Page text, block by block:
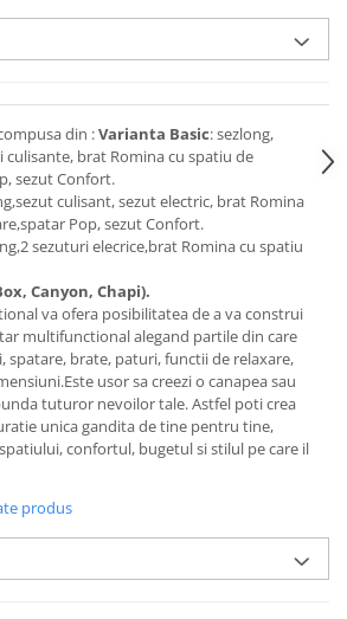
din :Varianta Basic: sezlong,
culisante, brat Romina cu spatiu de
sezut Confort.
culisant, sezut electric, brat Romina
Pop, sezut Confort.
sezuturi elecrice,brat Romina cu spatiu
Canyon, Chapi).
va ofera posibilitatea de a va construi
multifunctional alegand partile din care
spatare, brate, paturi, functii de relaxare,
usor sa creezi o canapea sau
tuturor nevoilor tale. Astfel poti crea
unica gandita de tine pentru tine,
confortul, bugetul si stilul pe care il
produs